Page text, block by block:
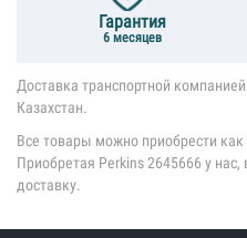
Гарантия
6 месяцев
Доставка транспортной
Казахстан.
Все товары можно приобрести как
Приобретая Perkins 2645666 у
доставку.